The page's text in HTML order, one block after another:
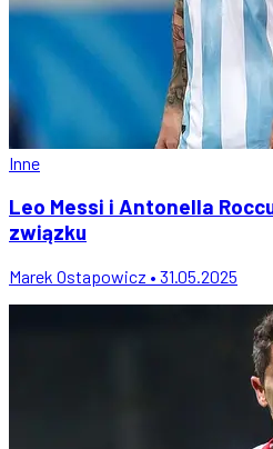
Inne
Leo Messi i Antonella
związku
Marek Ostapowicz • 31.05.2025